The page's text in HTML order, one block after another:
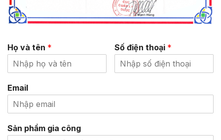
Họ và tên * Số điện thoại *
Email
Sản phẩm gia công